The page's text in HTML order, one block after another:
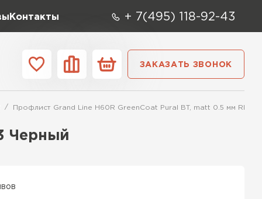
Контакты + 7(495) 118-92-43
ЗАКАЗАТЬ ЗВОНОК
Профлист Grand Line H60R GreenCoat Pural BT, matt 0.5 мм RR
Черный
Контакты